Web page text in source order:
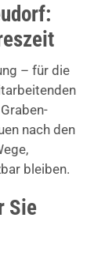
– für die
nach den
bleiben.
Sie